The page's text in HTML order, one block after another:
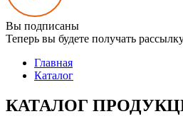
Вы подписаны
Теперь вы будете получать
Главная
Каталог
КАТАЛОГ